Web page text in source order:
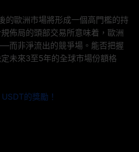
的歐洲市場將形成一個高門檻的持
佈局的頭部交易所意味着，歐洲
而非淨流出的競爭場。能否把握
未來3至5年的全球市場份額格
的獎勵！